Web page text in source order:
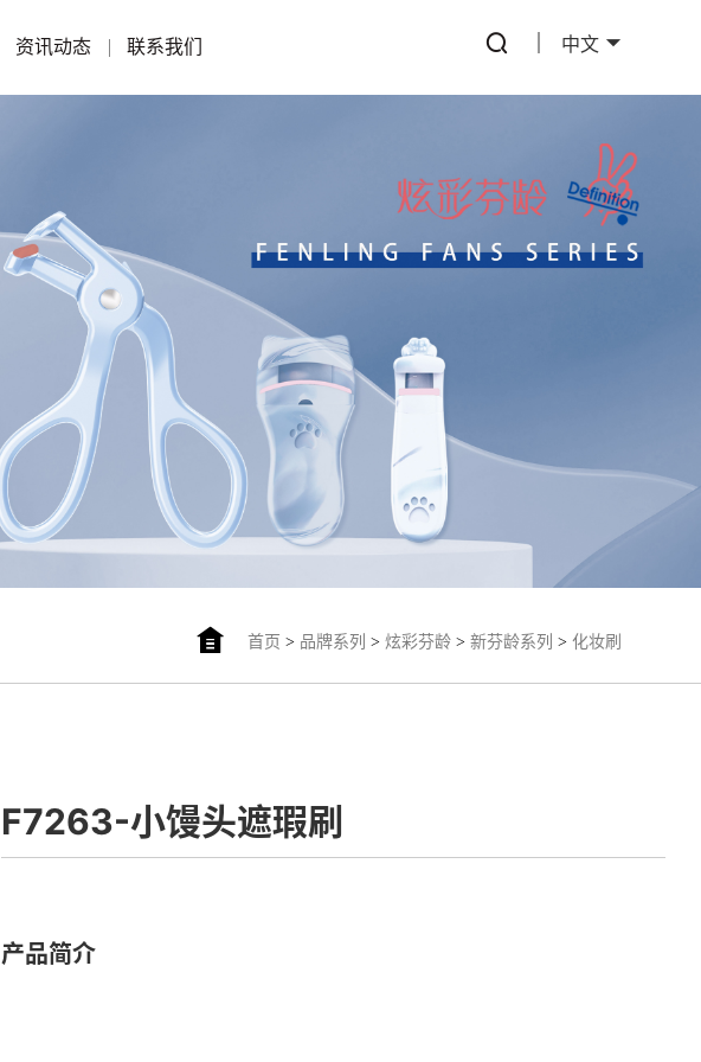
资讯动态 联系我们 中文
首页 > 品牌系列 > 炫彩芬龄> 新芬龄系列 > 化妆刷
F7263-小馒头遮瑕刷
产品简介